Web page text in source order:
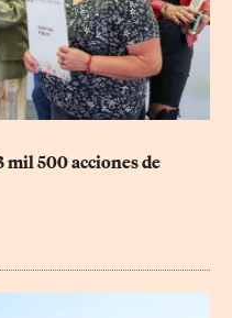
mil 500 acciones de